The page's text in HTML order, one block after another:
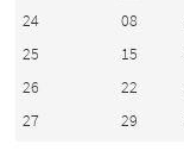
24
08
25
15
26
22
27
29